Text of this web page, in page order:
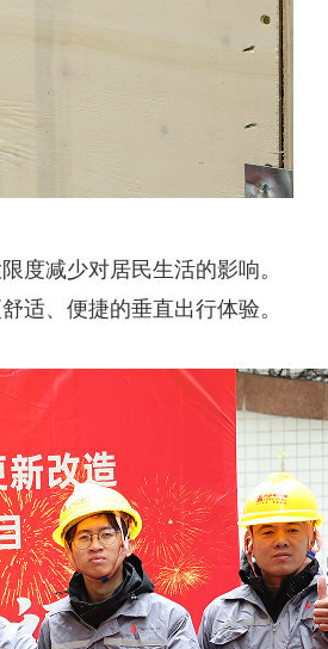
度减少对居民生活的影响。
适、便捷的垂直出行体验。